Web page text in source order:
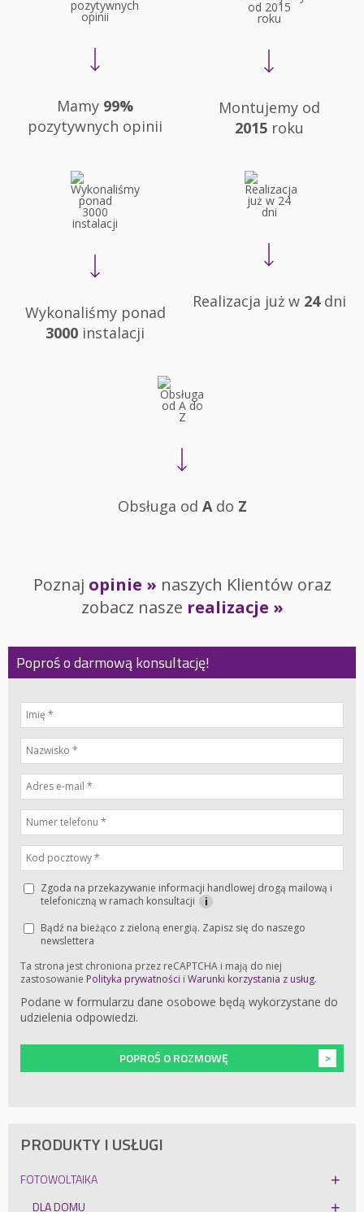
Mamy 99%
pozytywnych opinii
Montujemy od
2015roku
Wykonaliśmy ponad
3000 instalacji
Realizacja już w 24dni
Obsługa od Ado Z
Poznaj opinie » naszych Klientów oraz
zobacz nasze realizacje »
Poproś o darmową konsultację!
Zgoda na przekazywanie informacji handlowej drogą mailową i
telefoniczną w ramach konsultacji
i
Bądź na bieżąco z zieloną energią. Zapisz się do naszego
newslettera
Ta strona jest chroniona przez reCAPTCHA i mają do niej
zastosowanie Polityka prywatności i Warunki korzystania z usług.
Podane w formularzu dane osobowe będą wykorzystane do
udzielenia odpowiedzi.
POPROŚ O ROZMOWĘ
PRODUKTY I USŁUGI
FOTOWOLTAIKA
DLA DOMU